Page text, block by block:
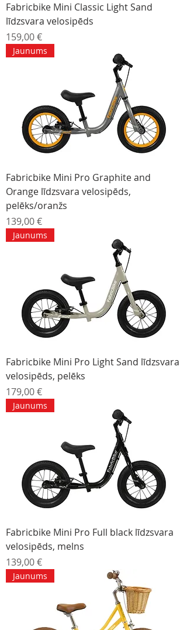
Fabricbike Mini Classic Light Sand
līdzsvara velosipēds
Cena
159,00 €
Jaunums
Fabricbike Mini Pro Graphite and
Orange līdzsvara velosipēds,
pelēks/oranžs
Cena
139,00 €
Jaunums
Fabricbike Mini Pro Light Sand līdzsvara
velosipēds, pelēks
Cena
179,00 €
Jaunums
Fabricbike Mini Pro Full black līdzsvara
velosipēds, melns
Cena
139,00 €
Jaunums